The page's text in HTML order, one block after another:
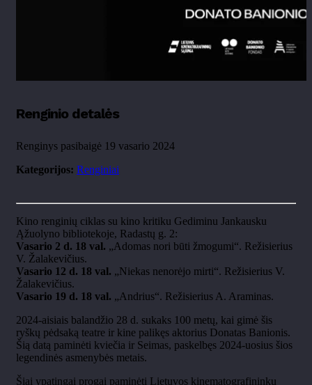
Renginio detalės
Renginys pasibaigė 19 vasario 2024
Kategorijos: Renginiai
Kino renginių ciklas su kino kritiku Gediminu Jankausku
Ąžuolyno bibliotekoje, Radastų g. 2:
Vasario 2 d. 18 val. „Adomas nori būti žmogumi“. Režisierius
V. Žalakevičius.
Vasario 12 d. 18 val. „Niekas nenorėjo mirti“. Režisierius V.
Žalakevičius.
Vasario 19 d. 18 val. „Andrius“. Režisierius A. Araminas.
2024-aisiais balandžio 28 d. sukaks 100 metų, kai gimė šis
ryškų pėdsaką teatre ir kine palikęs aktorius Donatas Banionis.
Šią datą paminėti kviečia ir Seimas, paskelbęs 2024-uosius šios
legendinės asmenybės metais.
Šiai ypatingai progai paminėti Lietuvos kinematografininkų